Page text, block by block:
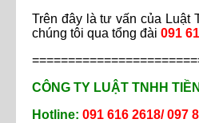
Trên đây là tư vấn của Luật
chúng tôi qua tổng đài 091
CÔNG TY LUẬT TNHH
Hotline: 091 616 2618/ 097